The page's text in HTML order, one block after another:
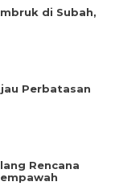
di Subah,
Perbatasan
Rencana